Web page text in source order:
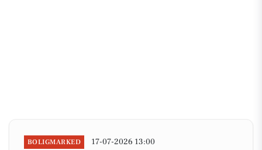
BOLIGMARKED 17-07-2026 13:00